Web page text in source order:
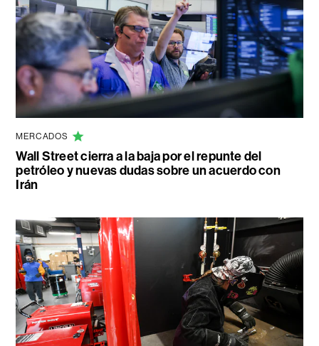
MERCADOS
Wall Street cierra a la baja por el repunte del
petróleo y nuevas dudas sobre un acuerdo con
Irán